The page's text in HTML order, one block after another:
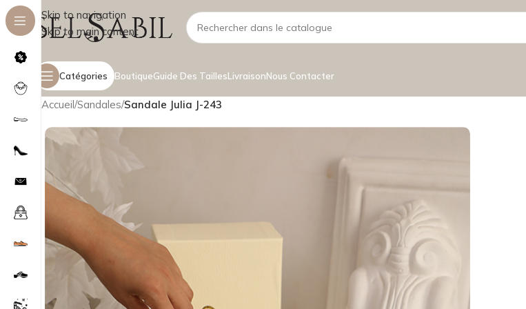
Skip to navigation
Skip to main content
Catégories BoutiqueGuide Des TaillesLivraisonNous Contacter
Accueil/Sandales/Sandale Julia J-243